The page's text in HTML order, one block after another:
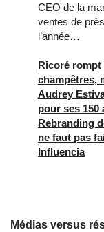
CEO de la
ventes de
l’année…
Ricoré rompt
champêtres,
Audrey
pour ses 150
Rebranding
ne faut pas
Influencia
Médias versus